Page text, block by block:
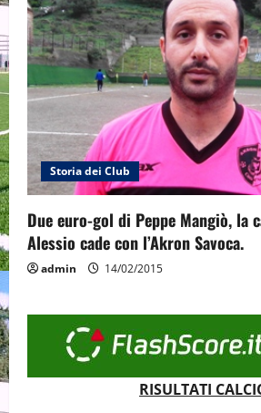
Storia dei Club
Due euro-gol di Peppe Mangiò, la
Alessio cade con l’Akron Savoca.
admin 14/02/2015
RISULTATI